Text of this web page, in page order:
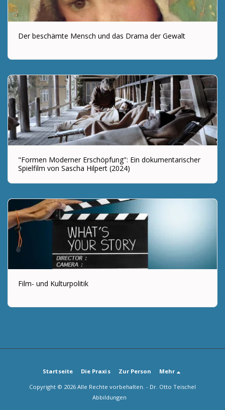
Der beschämte Mensch und das Drama der Gewalt
"Formen Moderner Erschöpfung": Ein dokumentarischer
Spielfilm von Sascha Hilpert (2024)
Film- und Kulturpolitik
Startseite Die Praxis Zur Person Mehr
Copyright © 2026 Alle Rechte vorbehalten. - Dr. Otto Teischel
Abbildungen